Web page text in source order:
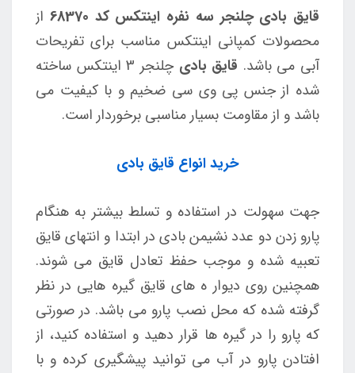
قایق بادی چلنجر سه نفره اینتکس کد 68370
از
محصولات کمپانی اینتکس مناسب برای تفریحات
آبی می باشد. قایق بادی
چلنجر 3 اینتکس ساخته
شده از جنس پی وی سی ضخیم و با کیفیت می
باشد و از مقاومت بسیار مناسبی برخوردار است.
خرید انواع قایق بادی
جهت سهولت در استفاده و تسلط بیشتر به هنگام
پارو زدن دو عدد نشیمن بادی در ابتدا و انتهای قایق
تعبیه شده و موجب حفظ تعادل قایق می شوند.
همچنین روی دیوار ه های قایق گیره هایی در نظر
گرفته شده که محل نصب پارو می باشد. در صورتی
که پارو را در گیره ها قرار دهید و استفاده کنید، از
افتادن پارو در آب می توانید پیشگیری کرده و با